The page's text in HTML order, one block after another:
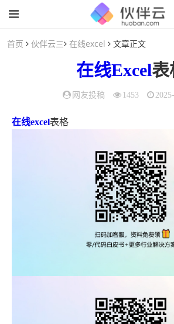
首页 伙伴云三 在线excel 文章正文
在线Excel表
网友投稿 1453
在线excel表格